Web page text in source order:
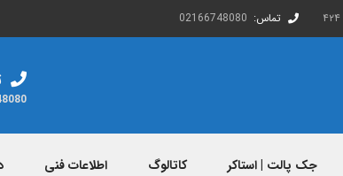
تماس: 02166748080
جک پالت | استاکر کاتالوگ اطلاعات فنی